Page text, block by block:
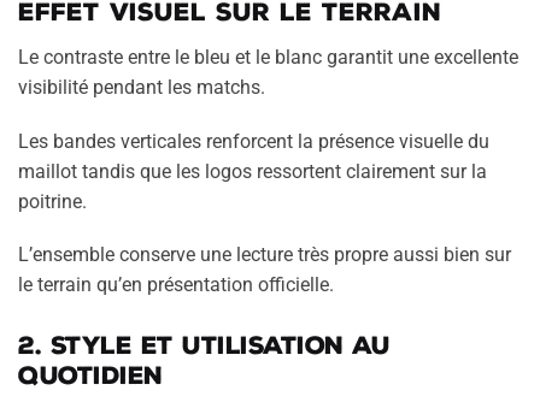
Effet visuel sur le terrain
Le contraste entre le bleu et le blanc garantit une excellente
visibilité pendant les matchs.
Les bandes verticales renforcent la présence visuelle du
maillot tandis que les logos ressortent clairement sur la
poitrine.
L’ensemble conserve une lecture très propre aussi bien sur
le terrain qu’en présentation officielle.
2. Style et utilisation au
quotidien